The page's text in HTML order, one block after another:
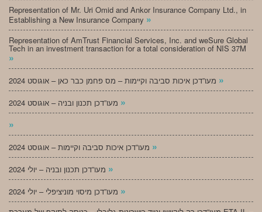
Representation of Mr. Uri Omid and Ankor Insurance Company Ltd., in
Establishing a New Insurance Company »
Representation of AmTrust Financial Services, Inc. and weSure Global
Tech in an investment transaction for a total consideration of NIS 37M
»
»
»
»
»
»
»